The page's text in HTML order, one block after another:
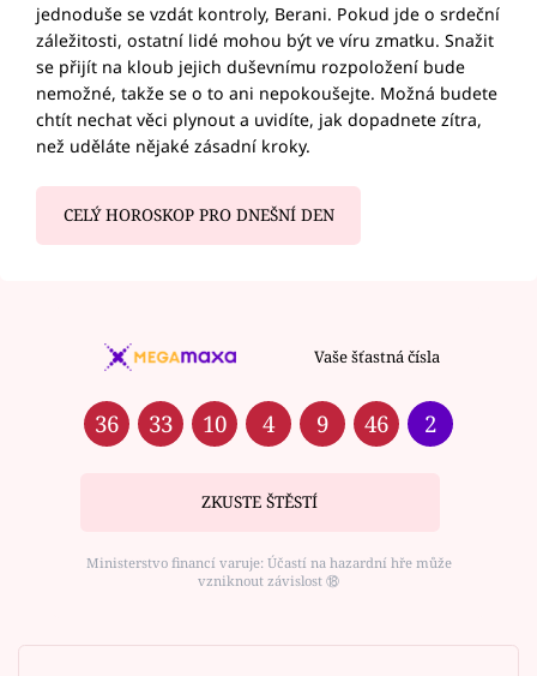
jednoduše se vzdát kontroly, Berani. Pokud jde o srdeční
záležitosti, ostatní lidé mohou být ve víru zmatku. Snažit
se přijít na kloub jejich duševnímu rozpoložení bude
nemožné, takže se o to ani nepokoušejte. Možná budete
chtít nechat věci plynout a uvidíte, jak dopadnete zítra,
než uděláte nějaké zásadní kroky.
CELÝ HOROSKOP PRO DNEŠNÍ DEN
Vaše šťastná čísla
36 33 10 4 9 46 2
ZKUSTE ŠTĚSTÍ
Ministerstvo financí varuje: Účastí na hazardní hře může
vzniknout závislost ⑱